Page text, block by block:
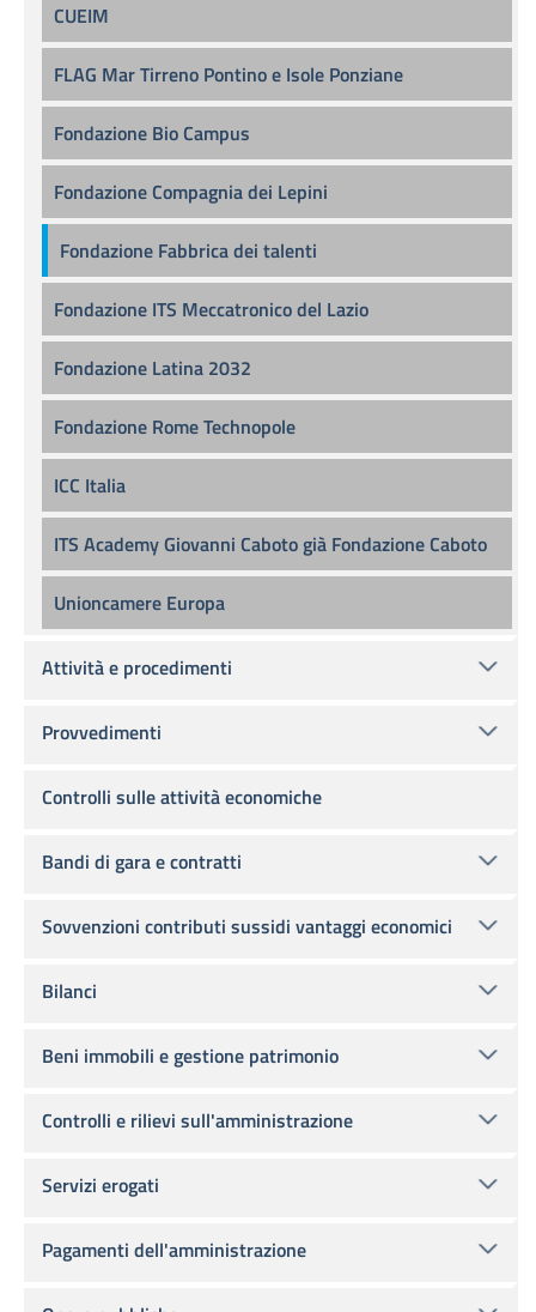
CUEIM
FLAG Mar Tirreno Pontino e Isole Ponziane
Fondazione Bio Campus
Fondazione Compagnia dei Lepini
Fondazione Fabbrica dei talenti
Fondazione ITS Meccatronico del Lazio
Fondazione Latina 2032
Fondazione Rome Technopole
ICC Italia
ITS Academy Giovanni Caboto già Fondazione Caboto
Unioncamere Europa
Attività e procedimenti
Provvedimenti
Controlli sulle attività economiche
Bandi di gara e contratti
Sovvenzioni contributi sussidi vantaggi economici
Bilanci
Beni immobili e gestione patrimonio
Controlli e rilievi sull'amministrazione
Servizi erogati
Pagamenti dell'amministrazione